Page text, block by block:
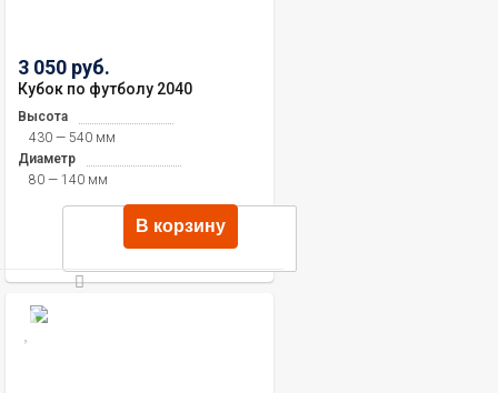
3 050 руб.
Кубок по футболу 2040
Высота
430 — 540 мм
Диаметр
80 — 140 мм
В корзину